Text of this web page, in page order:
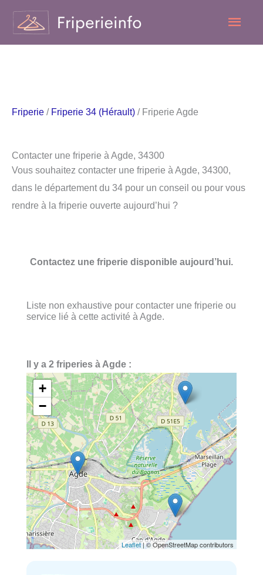
contenu
Friperie / Friperie 34 (Hérault) / Friperie Agde
Contacter une friperie à Agde, 34300
Vous souhaitez contacter une friperie à Agde, 34300,
dans le département du 34 pour un conseil ou pour vous
rendre à la friperie ouverte aujourd’hui ?
Contactez une friperie disponible aujourd’hui.
Liste non exhaustive pour contacter une friperie ou
service lié à cette activité à Agde.
Il y a 2 friperies à Agde :
+
−
Leaflet| © OpenStreetMap contributors